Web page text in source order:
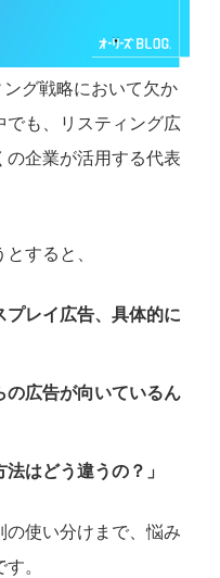
グ戦略において欠か
でも、リスティング広
の企業が活用する代表
すると、
プレイ広告、具体的に
の広告が向いているん
はどう違うの？」
の使い分けまで、悩み
。